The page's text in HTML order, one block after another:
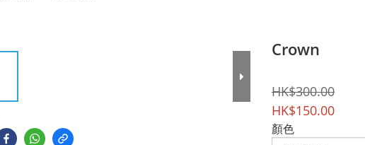
Crown
HK$300.00
HK$150.00
顏色